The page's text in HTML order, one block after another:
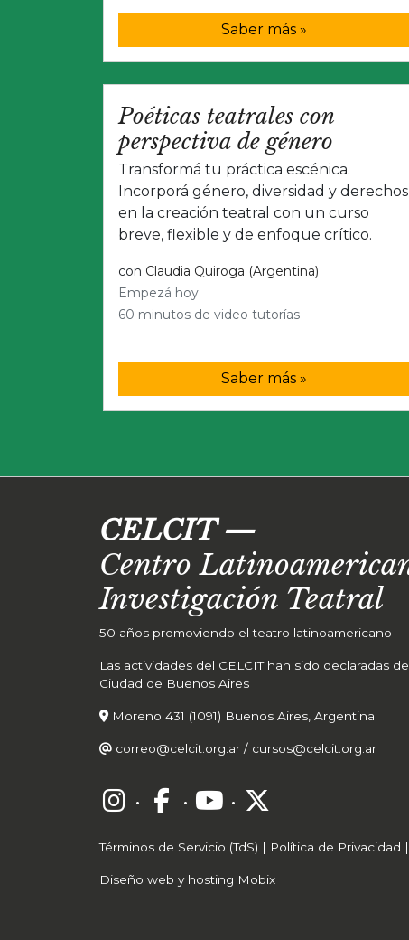
Saber más »
Poéticas teatrales con
perspectiva de género
Transformá tu práctica escénica.
Incorporá género, diversidad y derechos
en la creación teatral con un curso
breve, flexible y de enfoque crítico.
con Claudia Quiroga (Argentina)
Empezá hoy
60 minutos de video tutorías
Saber más »
CELCIT—
Centro
Investigación Teatral
50 años promoviendo el teatro latinoamericano
Las actividades del CELCIT han sido declaradas
Ciudad de Buenos Aires
Moreno 431 (1091) Buenos Aires, Argentina
correo@celcit.org.ar / cursos@celcit.org.ar
· · ·
Términos de Servicio (TdS) | Política de Privacidad |
Diseño web y hosting Mobix